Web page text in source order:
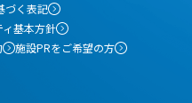
づく表記
基本方針
施設PRをご希望の方